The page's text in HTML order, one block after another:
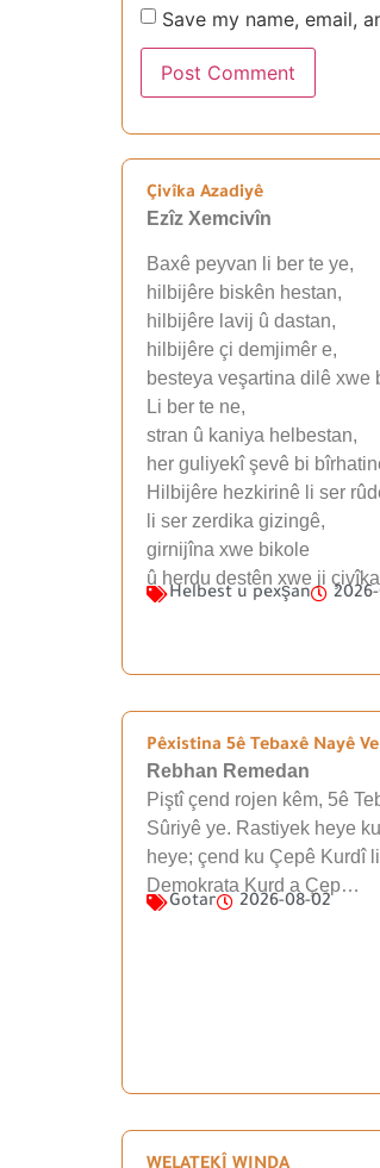
Save my name, email,
Çivîka Azadiyê
Ezîz Xemcivîn
Baxê peyvan li ber te ye,
hilbijêre biskên hestan,
hilbijêre lavij û dastan,
hilbijêre çi demjimêr e,
besteya veşartina dilê
Li ber te ne,
stran û kaniya helbestan,
her guliyekî şevê bi
Hilbijêre hezkirinê li ser
li ser zerdika gizingê,
girnijîna xwe bikole
û herdu destên xwe ji
Helbest u pexşan
Pêxistina 5ê Tebaxê Nayê
Rebhan Remedan
Piştî çend rojen kêm, 5ê
Sûriyê ye. Rastiyek heye
heye; çend ku Çepê Kurdî
Demokrata Kurd a Çep…
Gotar 2026-08-02